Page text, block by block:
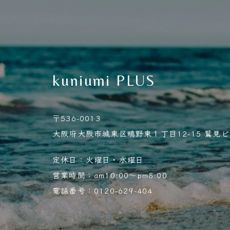
kuniumi PLUS
〒536-0013
大阪府大阪市城東区鴫野東１丁目12-15 鷲見
定休日：火曜日・水曜日
営業時間：am10:00～pm8:00
電話番号：0120-629-404